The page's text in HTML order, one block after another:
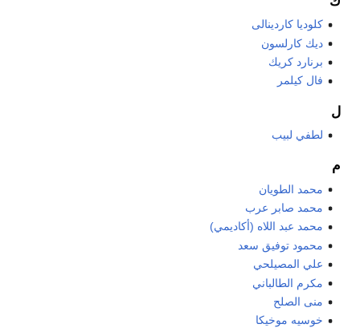
كلوديا كاردينالى
ديك كارلسون
برنارد كريك
فال كيلمر
ل
لطفي لبيب
م
محمد الطويان
محمد صابر عرب
محمد عبد اللاه (أكاديمي)
محمود توفيق سعد
علي المصيلحي
مكرم الطالباني
منى الصلح
خوسيه موخيكا